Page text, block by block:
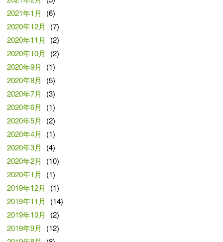
2021年1月
(6)
2020年12月
(7)
2020年11月
(2)
2020年10月
(2)
2020年9月
(1)
2020年8月
(5)
2020年7月
(3)
2020年6月
(1)
2020年5月
(2)
2020年4月
(1)
2020年3月
(4)
2020年2月
(10)
2020年1月
(1)
2019年12月
(1)
2019年11月
(14)
2019年10月
(2)
2019年9月
(12)